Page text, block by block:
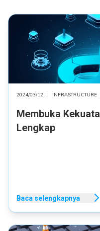
2024/03/12 | INFRASTRUCTURE
Membuka
Lengkap
Baca selengkapnya